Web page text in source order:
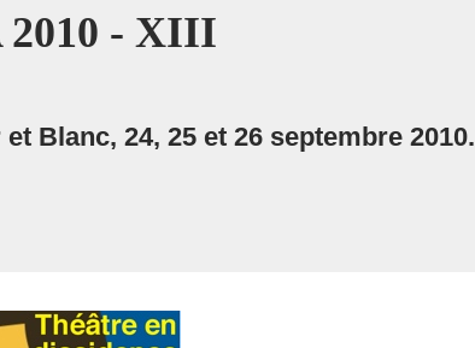
2010 - XIII
Blanc, 24, 25 et 26 septembre 2010.